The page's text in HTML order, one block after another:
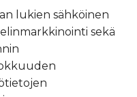
lukien sähköinen
sekä